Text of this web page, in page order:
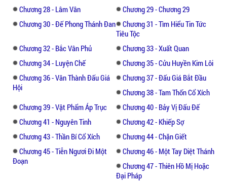
Chương 28 - Lâm Vân
Chương 29 - Chương 29
Chương 30 - Đế Phong Thánh Đan
Chương 31 - Tìm Hiểu Tin Tức
Tiêu Tộc
Chương 32 - Bắc Vân Phủ
Chương 33 - Xuất Quan
Chương 34 - Luyện Chế
Chương 35 - Cửu Huyền Kim Lôi
Chương 36 - Vân Thành Đấu Giá
Hội
Chương 37 - Đấu Giá Bắt Đầu
Chương 38 - Tam Thốn Cổ Xích
Chương 39 - Vật Phẩm Áp Trục
Chương 40 - Bảy Vị Đấu Đế
Chương 41 - Nguyên Tinh
Chương 42 - Khiếp Sợ
Chương 43 - Thần Bí Cổ Xích
Chương 44 - Chặn Giết
Chương 45 - Tiễn Ngươi Đi Một
Đoạn
Chương 46 - Một Tay Diệt Thánh
Chương 47 - Thiên Hồ Mị Hoặc
Đại Pháp